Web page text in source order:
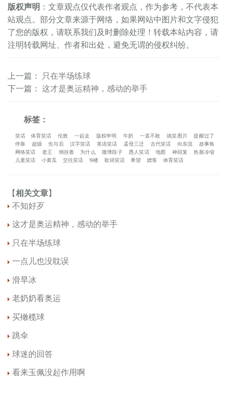
版权声明 ：文章观点仅代表作者观点，作为参考，不代表本
站观点。部分文章来源于网络，如果网站中图片和文字侵犯
了您的版权，请联系我们及时删除处理！转载本站内容，请
注明转载网址、作者和出处，避免无谓的侵权纠纷。
上一篇 ： 只在半场练球
下一篇 ： 这才是奥运精神，感动的举手
标签：
笑话 体育笑话 伦敦 一起走 版权申明 牛奶 一直不敢 搞笑图片
提醒过了
停靠
超级 先与后 汉字笑话 英语笑话 孟母三迁 古代笑话 向东流
故事角
网络笑话
老王 倒挂着 为什么 微博段子 愚人笑话 地图 神回复
热胀冷缩
儿童笑话
小黄瓜 交往笑话 19楼 歌词笑话 希望 嫖客 体育笑话
【相关文章】
不知好歹
这才是奥运精神，感动的举手
只在半场练球
一点儿也没耽误
滑旱冰
老奶奶看奥运
买橄榄球
跳伞
球迷的回答
看来玉佩没起作用啊